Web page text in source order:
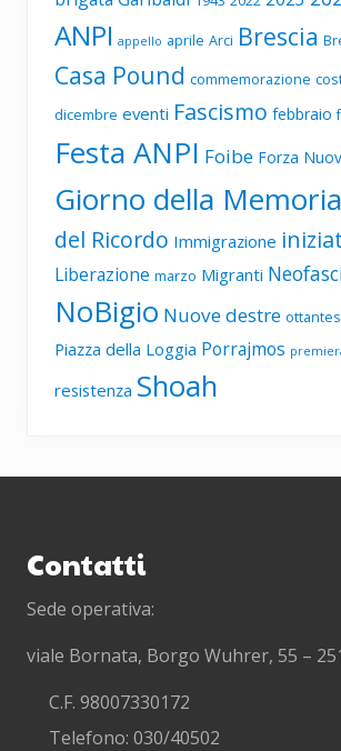
ANPI appello aprile Arci Brescia
Casa Pound commemorazione
dicembre eventi Fascismo febbraio
Festa ANPI Foibe Forza
Giorno della Memoria
del Ricordo Immigrazione
Liberazione marzo Migranti
NoBigio Nuove destre
Piazza della Loggia Porrajmos
resistenza Shoah
Contatti
Sede operativa:
viale Bornata, Borgo Wuhrer, 55 –
C.F. 98007330172
Telefono: 030/40502